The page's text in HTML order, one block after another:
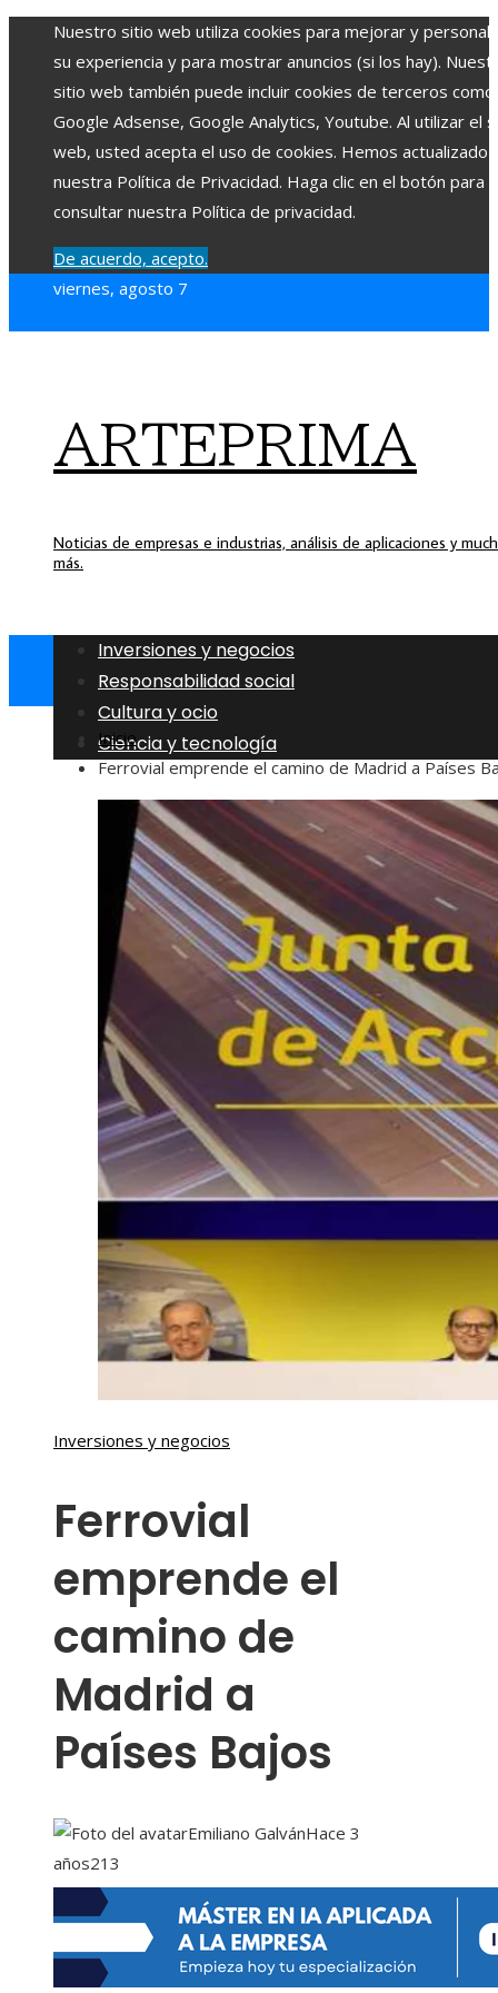
Nuestro sitio web utiliza cookies para mejorar y
su experiencia y para mostrar anuncios (si los hay).
sitio web también puede incluir cookies de terceros como
Google Adsense, Google Analytics, Youtube. Al utilizar el
web, usted acepta el uso de cookies. Hemos actualizado
nuestra Política de Privacidad. Haga clic en el botón para
consultar nuestra Política de privacidad.
De acuerdo, acepto.
viernes, agosto 7
ARTEPRIMA
Noticias de empresas e industrias, análisis de aplicaciones y
más.
Inversiones y negocios
Responsabilidad social
Cultura y ocio
Ciencia y tecnología
Inicio
Ferrovial emprende el camino de Madrid a Países
Inversiones y negocios
Ferrovial
emprende el
camino de
Madrid a
Países Bajos
Emiliano GalvánHace 3
años213